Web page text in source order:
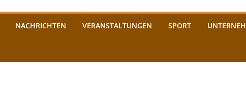
NACHRICHTEN VERANSTALTUNGEN SPORT